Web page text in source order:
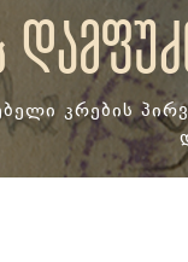
კრების